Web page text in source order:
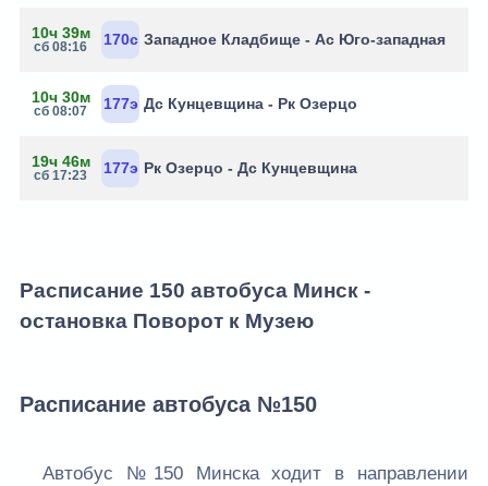
10ч 39м
сб 08:16 170с Западное Кладбище - Ас Юго-западная
10ч 30м
сб 08:07 177э Дс Кунцевщина - Рк Озерцо
19ч 46м
сб 17:23 177э Рк Озерцо - Дс Кунцевщина
Расписание 150 автобуса Минск -
остановка Поворот к Музею
Расписание автобуса №150
Автобус №150 Минска ходит в направлении